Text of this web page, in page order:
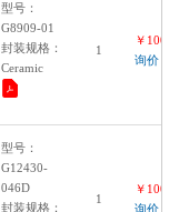
型号：
G8909-01
封装规格：
Ceramic
1
￥
询价
型号：
G12430-
046D
封装规格：
1
￥
询价